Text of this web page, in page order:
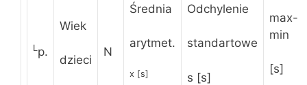
L p.
Wiek
dzieci
N
Średnia
arytmet.
x [s]
Odchylenie
standartowe
s [s]
max-
min
[s]